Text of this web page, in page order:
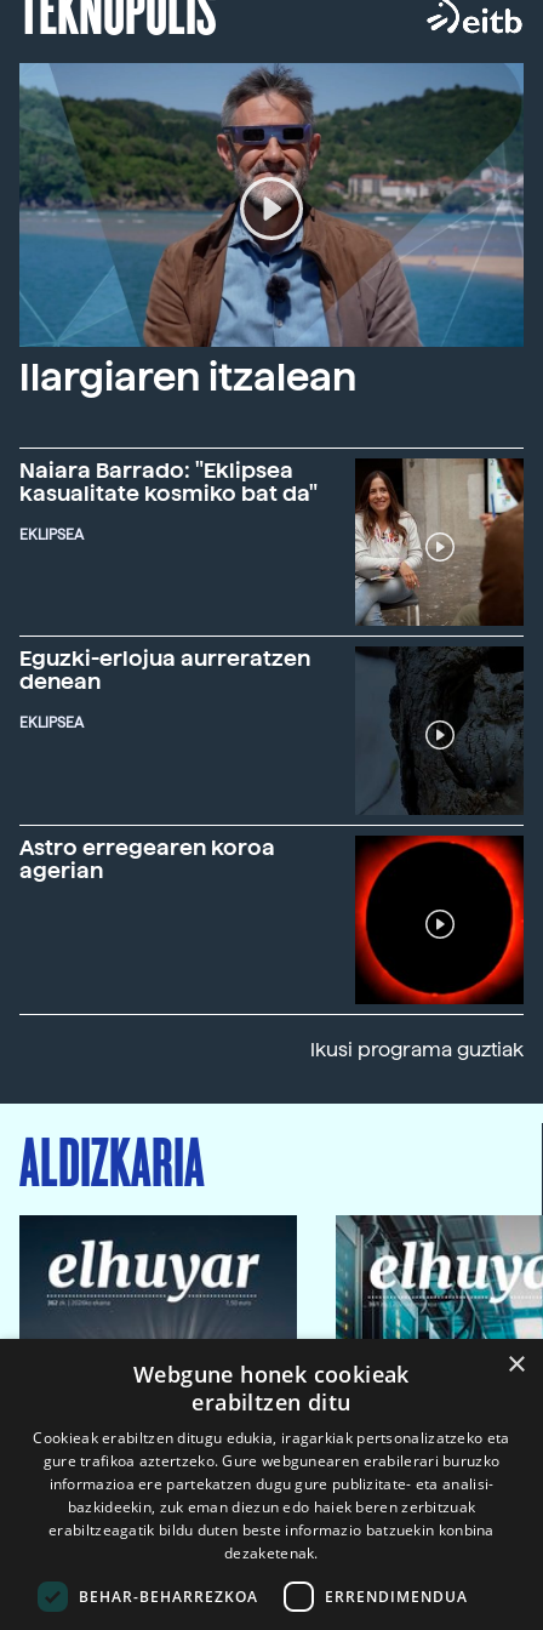
Ilargiaren itzalean
Naiara Barrado: "Eklipsea
kasualitate kosmiko bat da"
EKLIPSEA
Eguzki-erlojua aurreratzen
denean
EKLIPSEA
Astro erregearen koroa
agerian
Ikusi programa guztiak
ALDIZKARIA
×
Webgune honek cookieak
erabiltzen ditu
Cookieak erabiltzen ditugu edukia, iragarkiak pertsonalizatzeko eta
gure trafikoa aztertzeko. Gure webgunearen erabilerari buruzko
informazioa ere partekatzen dugu gure publizitate- eta analisi-
bazkideekin, zuk eman diezun edo haiek beren zerbitzuak
erabiltzeagatik bildu duten beste informazio batzuekin konbina
dezaketenak.
BEHAR-BEHARREZKOA ERRENDIMENDUA